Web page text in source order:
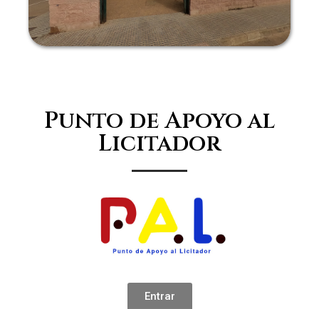
Punto de Apoyo al
Licitador
Entrar